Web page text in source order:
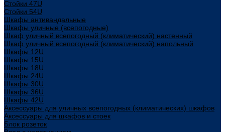
Стойки 47U
Стойки 54U
Шкафы антивандальные
Шкафы уличные (всепогодные)
Шкаф уличный всепогодный (климатический) настенный
Шкаф уличный всепогодный (климатический) напольный
Шкафы 12U
Шкафы 15U
Шкафы 18U
Шкафы 24U
Шкафы 30U
Шкафы 36U
Шкафы 42U
Аксессуары для уличных всепогодных (климатических) шкафов
Аксессуары для шкафов и стоек
Блок розеток